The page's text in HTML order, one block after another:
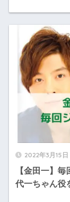
2022年3月15日
【金田一】
代一ちゃん役